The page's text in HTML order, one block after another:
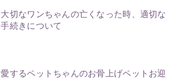
大切なワンちゃんの亡くなった時、適切な
手続きについて
愛するペットちゃんのお骨上げペットお迎